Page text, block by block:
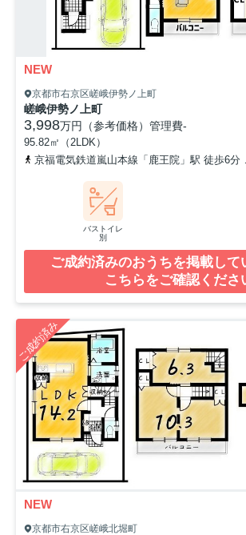
NEW
京都市右京区嵯峨伊勢ノ上町
嵯峨伊勢ノ上町
3,998万円（参考価格） 管理費-
95.82㎡（2LDK）
京福電気鉄道嵐山本線「鹿王院」駅 徒歩6分
バストイレ
別
ご成約済みのおうちを掲載して
こちらをご確認くださ
ご成約済み
NEW
京都市右京区嵯峨北堀町